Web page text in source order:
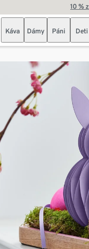
10 %
Káva Dámy Páni Deti